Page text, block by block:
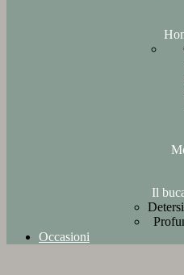
Il
Occasioni